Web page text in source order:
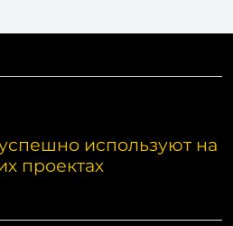
используют на
проектах